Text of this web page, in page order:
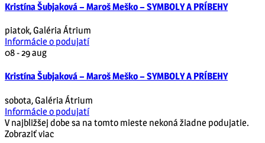
Kristína Šubjaková – Maroš Meško – SYMBOLY A PRÍBEHY
piatok,Galéria Átrium
Informácie o podujatí
08 - 29aug
Kristína Šubjaková – Maroš Meško – SYMBOLY A PRÍBEHY
sobota,Galéria Átrium
Informácie o podujatí
V najbližšej dobe sa na tomto mieste nekoná žiadne podujatie.
Zobraziť viac